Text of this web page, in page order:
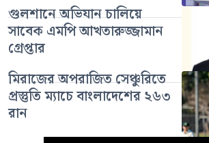
গুলশানে অভিযান চালিয়ে
সাবেক এমপি আখতারুজ্জামান
গ্রেপ্তার
মিরাজের অপরাজিত সেঞ্চুরিতে
প্রস্তুতি ম্যাচে বাংলাদেশের ২৬৩
রান